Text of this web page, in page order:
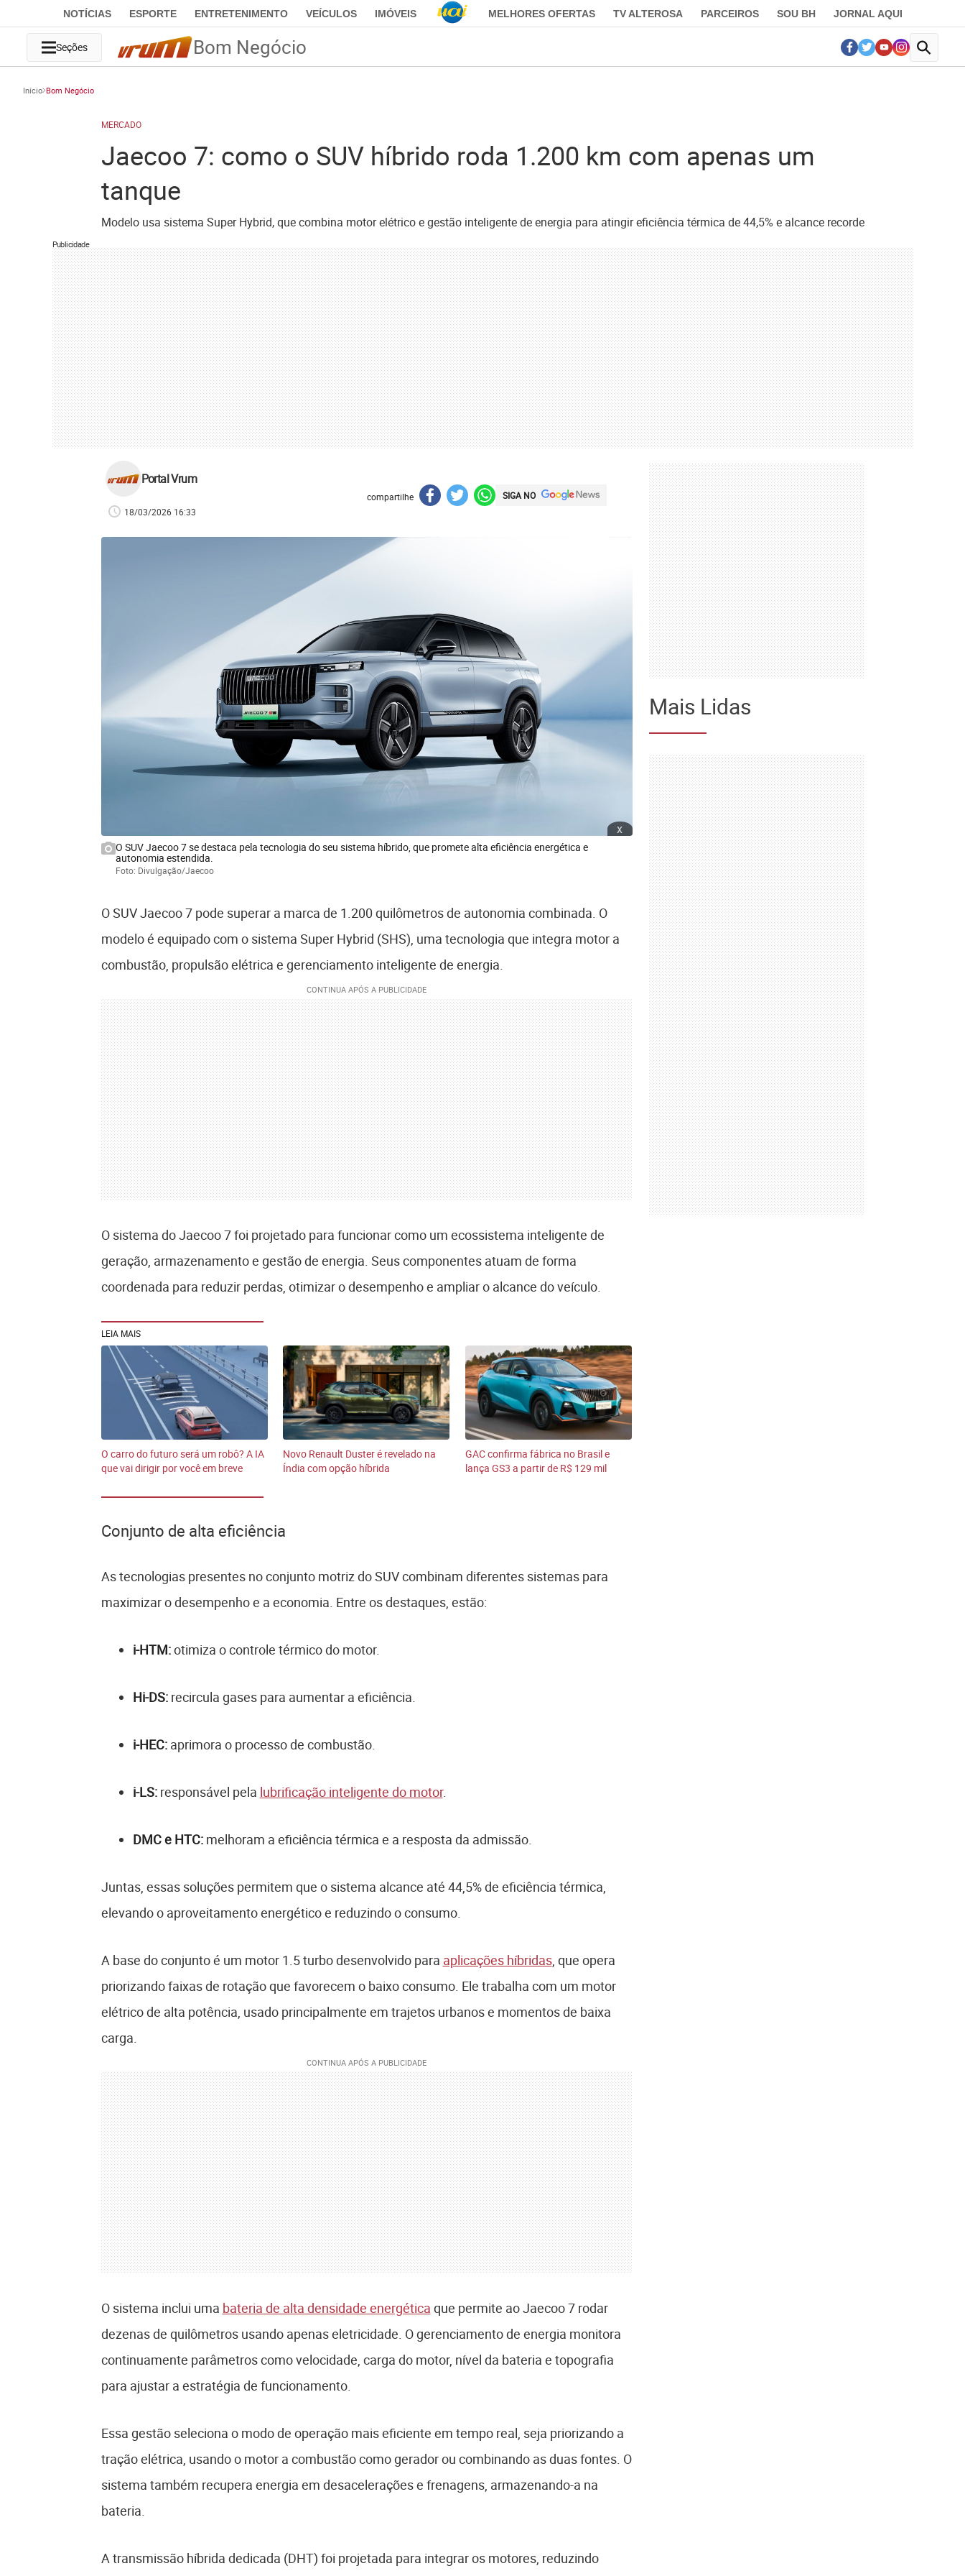
NOTÍCIAS ESPORTE ENTRETENIMENTO VEÍCULOS IMÓVEIS MELHORES OFERTAS TV ALTEROSA PARCEIROS SOU BH JORNAL AQUI
Seções Bom Negócio
Início Bom Negócio
MERCADO
Jaecoo 7: como o SUV híbrido roda 1.200 km com apenas um
tanque
Modelo usa sistema Super Hybrid, que combina motor elétrico e gestão inteligente de energia para atingir eficiência térmica de 44,5% e alcance recorde
Publicidade
Portal Vrum
18/03/2026 16:33
compartilhe SIGA NO
x
O SUV Jaecoo 7 se destaca pela tecnologia do seu sistema híbrido, que promete alta eficiência energética e
autonomia estendida.
Foto: Divulgação/Jaecoo
O SUV Jaecoo 7 pode superar a marca de 1.200 quilômetros de autonomia combinada. O
modelo é equipado com o sistema Super Hybrid (SHS), uma tecnologia que integra motor a
combustão, propulsão elétrica e gerenciamento inteligente de energia.
O sistema do Jaecoo 7 foi projetado para funcionar como um ecossistema inteligente de
geração, armazenamento e gestão de energia. Seus componentes atuam de forma
coordenada para reduzir perdas, otimizar o desempenho e ampliar o alcance do veículo.
LEIA MAIS
O carro do futuro será um robô? A IA
que vai dirigir por você em breve
Novo Renault Duster é revelado na
Índia com opção híbrida
GAC confirma fábrica no Brasil e
lança GS3 a partir de R$ 129 mil
Conjunto de alta eficiência
As tecnologias presentes no conjunto motriz do SUV combinam diferentes sistemas para
maximizar o desempenho e a economia. Entre os destaques, estão:
i-HTM:otimiza o controle térmico do motor.
Hi-DS:recircula gases para aumentar a eficiência.
i-HEC:aprimora o processo de combustão.
i-LS:responsável pela lubrificação inteligente do motor.
DMC e HTC:melhoram a eficiência térmica e a resposta da admissão.
Juntas, essas soluções permitem que o sistema alcance até 44,5% de eficiência térmica,
elevando o aproveitamento energético e reduzindo o consumo.
A base do conjunto é um motor 1.5 turbo desenvolvido para aplicações híbridas, que opera
priorizando faixas de rotação que favorecem o baixo consumo. Ele trabalha com um motor
elétrico de alta potência, usado principalmente em trajetos urbanos e momentos de baixa
carga.
O sistema inclui uma bateria de alta densidade energética que permite ao Jaecoo 7 rodar
dezenas de quilômetros usando apenas eletricidade. O gerenciamento de energia monitora
continuamente parâmetros como velocidade, carga do motor, nível da bateria e topografia
para ajustar a estratégia de funcionamento.
Essa gestão seleciona o modo de operação mais eficiente em tempo real, seja priorizando a
tração elétrica, usando o motor a combustão como gerador ou combinando as duas fontes. O
sistema também recupera energia em desacelerações e frenagens, armazenando-a na
bateria.
A transmissão híbrida dedicada (DHT) foi projetada para integrar os motores, reduzindo
Mais Lidas